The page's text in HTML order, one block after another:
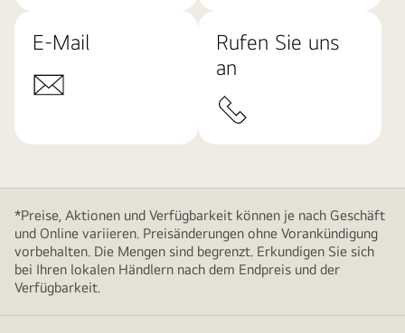
E-Mail
Rufen Sie uns
an
*Preise, Aktionen und Verfügbarkeit können je nach Geschäft
und Online variieren. Preisänderungen ohne Vorankündigung
vorbehalten. Die Mengen sind begrenzt. Erkundigen Sie sich
bei Ihren lokalen Händlern nach dem Endpreis und der
Verfügbarkeit.